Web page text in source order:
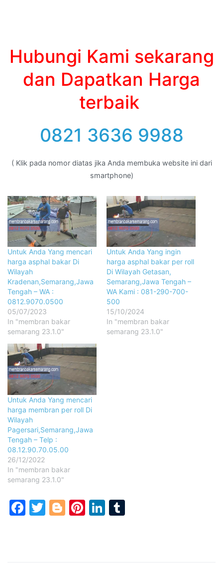
Hubungi Kami sekarang
dan Dapatkan Harga
terbaik
0821 3636 9988
( Klik pada nomor diatas jika Anda membuka website ini dari
smartphone)
Untuk Anda Yang mencari
harga asphal bakar Di
Wilayah
Kradenan,Semarang,Jawa
Tengah – WA :
0812.9070.0500
05/07/2023
In "membran bakar
semarang 23.1.0"
Untuk Anda Yang ingin
harga asphal bakar per roll
Di Wilayah Getasan,
Semarang,Jawa Tengah –
WA Kami : 081-290-700-
500
15/10/2024
In "membran bakar
semarang 23.1.0"
Untuk Anda Yang mencari
harga membran per roll Di
Wilayah
Pagersari,Semarang,Jawa
Tengah – Telp :
08.12.90.70.05.00
26/12/2022
In "membran bakar
semarang 23.1.0"
Facebook
Twitter
Blogger
Pinterest
LinkedIn